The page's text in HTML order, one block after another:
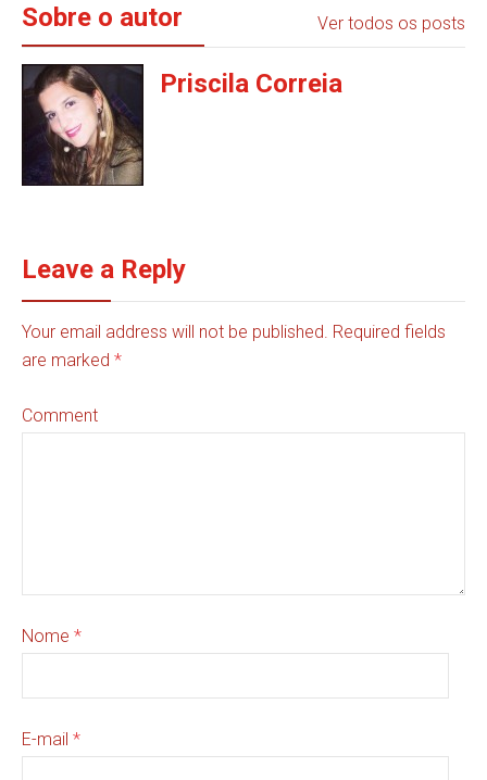
Sobre o autor Ver todos os posts
Priscila Correia
Leave a Reply
Your email address will not be published. Required fields
are marked *
Comment
Nome *
E-mail *